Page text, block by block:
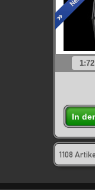
1:72
In
1108